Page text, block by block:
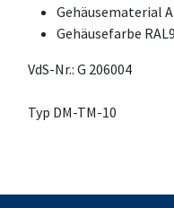
Gehäusematerial
Gehäusefarbe
VdS-Nr.: G 206004
Typ DM-TM-10